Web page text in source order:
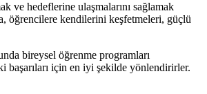
ve hedeflerine ulaşmalarını sağlamak
öğrencilere kendilerini keşfetmeleri, güçlü
bireysel öğrenme programları
başarıları için en iyi şekilde yönlendirirler.